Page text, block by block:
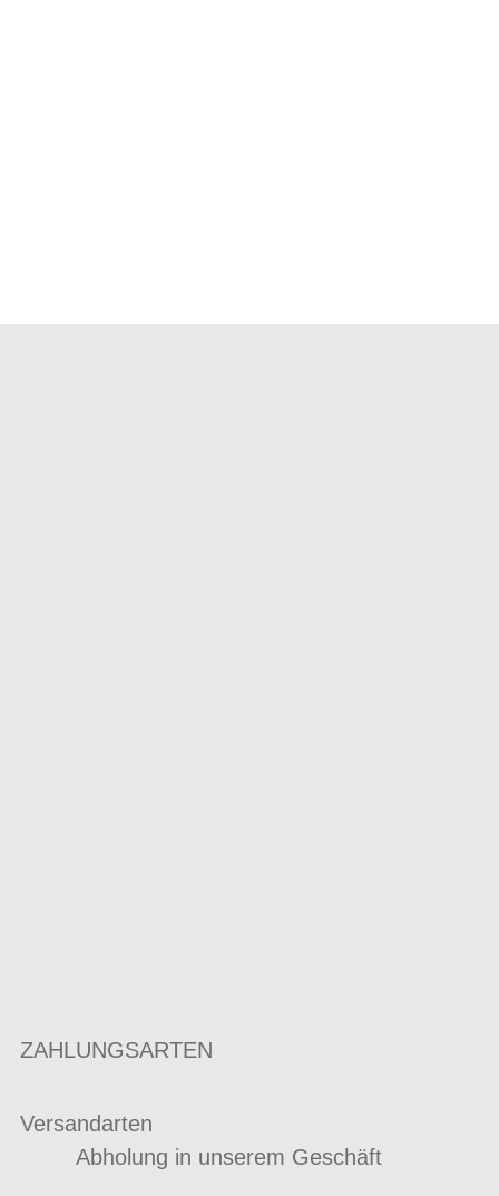
ZAHLUNGSARTEN
Versandarten
Abholung in unserem Geschäft